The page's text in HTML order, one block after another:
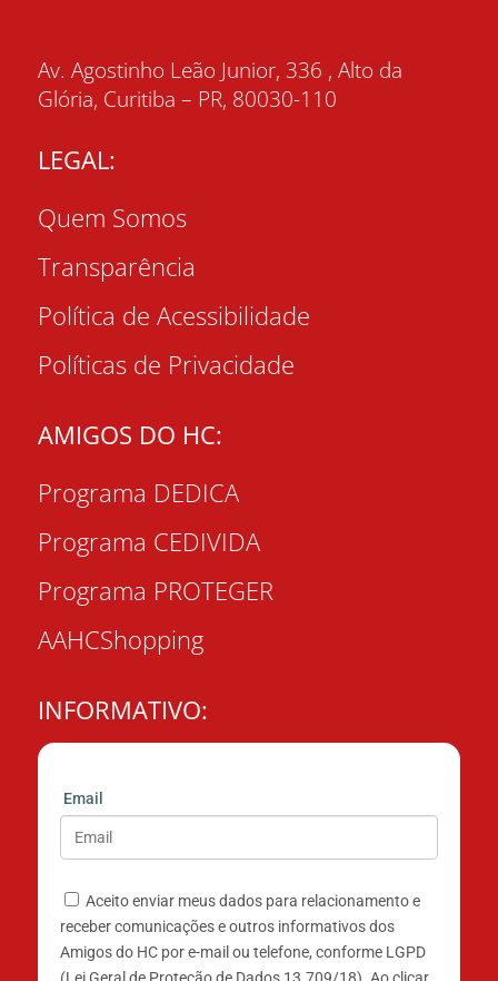
Av. Agostinho Leão Junior, 336 , Alto da
Glória, Curitiba – PR, 80030-110
LEGAL:
Quem Somos
Transparência
Política de Acessibilidade
Políticas de Privacidade
AMIGOS DO HC:
Programa DEDICA
Programa CEDIVIDA
Programa PROTEGER
AAHCShopping
INFORMATIVO:
Email
Aceito enviar meus dados para relacionamento e
receber comunicações e outros informativos dos
Amigos do HC por e-mail ou telefone, conforme LGPD